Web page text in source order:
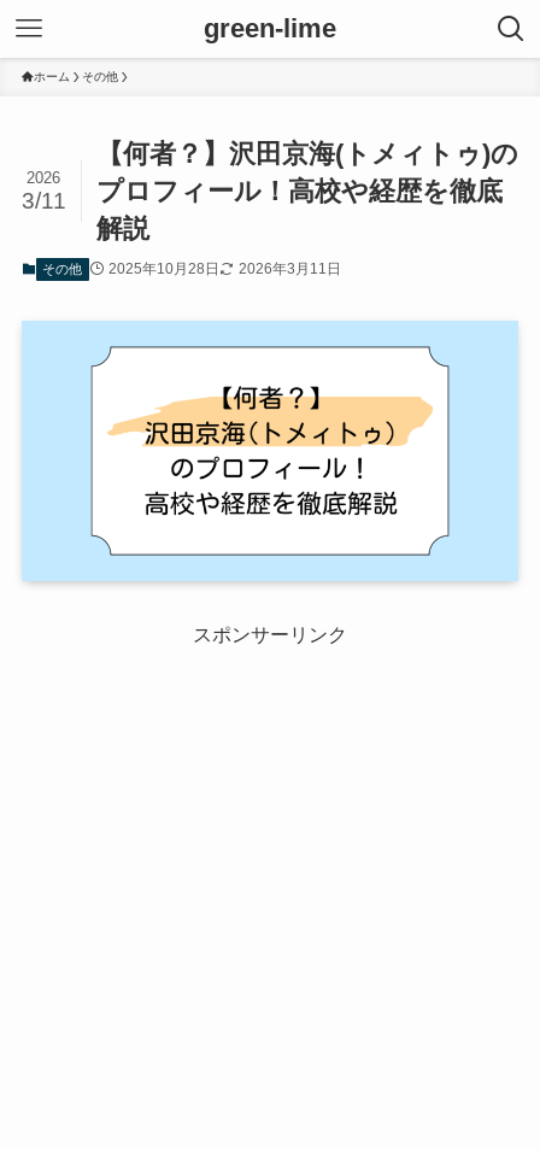
green-lime
ホーム その他
【何者？】沢田京海(トメィトゥ)の
プロフィール！高校や経歴を徹底
解説
2026
3/11
その他 2025年10月28日 2026年3月11日
スポンサーリンク